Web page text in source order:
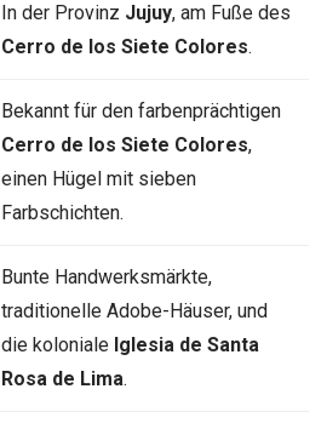
In der Provinz Jujuy, am Fuße des
Cerro de los Siete Colores.
Bekannt für den farbenprächtigen
Cerro de los Siete Colores,
einen Hügel mit sieben
Farbschichten.
Bunte Handwerksmärkte,
traditionelle Adobe-Häuser, und
die koloniale Iglesia de Santa
Rosa de Lima.